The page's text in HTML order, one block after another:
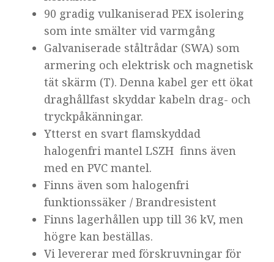
90 gradig vulkaniserad PEX isolering
som inte smälter vid varmgång
Galvaniserade ståltrådar (SWA) som
armering och elektrisk och magnetisk
tät skärm (T). Denna kabel ger ett ökat
draghållfast skyddar kabeln drag- och
tryckpåkänningar.
Ytterst en svart flamskyddad
halogenfri mantel LSZH finns även
med en PVC mantel.
Finns även som halogenfri
funktionssäker / Brandresistent
Finns lagerhållen upp till 36 kV, men
högre kan beställas.
Vi levererar med förskruvningar för